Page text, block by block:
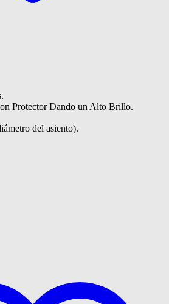
Protector Dando un Alto Brillo.
del asiento).